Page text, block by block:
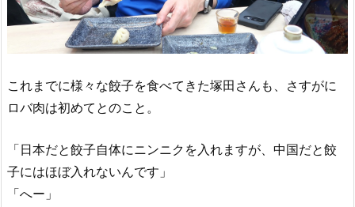
これまでに様々な餃子を食べてきた塚田さんも、さすがに
ロバ肉は初めてとのこと。
「日本だと餃子自体にニンニクを入れますが、中国だと餃
子にはほぼ入れないんです」
「へー」